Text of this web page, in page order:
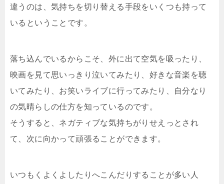
違うのは、気持ちを切り替える手段をいくつも持って
いるということです。
落ち込んでいるからこそ、外に出て空気を吸ったり、
映画を見て思いっきり泣いてみたり、好きな音楽を聴
いてみたり、お笑いライブに行ってみたり、自分なり
の気晴らしの仕方を知っているのです。
そうすると、ネガティブな気持ちがりせえっとされ
て、次に向かって頑張ることができます。
いつもくよくよしたりへこんだりすることが多い人